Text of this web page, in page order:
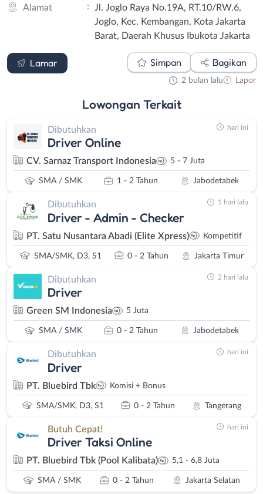
Alamat
:
Jl. Joglo Raya No.19A, RT.10/RW.6,
Joglo, Kec. Kembangan, Kota Jakarta
Barat, Daerah Khusus Ibukota Jakarta
Lamar
WhatsApp
Simpan Bagikan
2 bulan lalu Lapor
Lowongan Terkait
Dibutuhkan
Driver Online
CV. Sarnaz Transport Indonesia 5 - 7 Juta
SMA / SMK 1 - 2 Tahun Jabodetabek
hari ini
Dibutuhkan
Driver - Admin - Checker
PT. Satu Nusantara Abadi (Elite Xpress) Kompetitif
SMA/SMK, D3, S1 0 - 2 Tahun Jakarta Timur
1 hari lalu
Dibutuhkan
Driver
Green SM Indonesia 5 Juta
SMA / SMK 0 - 2 Tahun Jabodetabek
2 hari lalu
Dibutuhkan
Driver
PT. Bluebird Tbk Komisi + Bonus
SMA/SMK, D3, S1 0 - 2 Tahun Tangerang
hari ini
Butuh Cepat!
Driver Taksi Online
PT. Bluebird Tbk (Pool Kalibata) 5,1 - 6,8 Juta
SMA / SMK 0 - 2 Tahun Jakarta Selatan
hari ini